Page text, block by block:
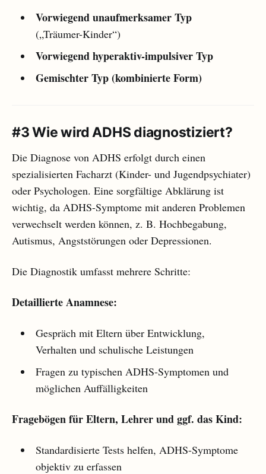
Vorwiegend unaufmerksamer Typ
(„Träumer-Kinder“)
Vorwiegend hyperaktiv-impulsiver Typ
Gemischter Typ (kombinierte Form)
#3 Wie wird ADHS diagnostiziert?
Die Diagnose von ADHS erfolgt durch einen
spezialisierten Facharzt (Kinder- und Jugendpsychiater)
oder Psychologen. Eine sorgfältige Abklärung ist
wichtig, da ADHS-Symptome mit anderen Problemen
verwechselt werden können, z. B. Hochbegabung,
Autismus, Angststörungen oder Depressionen.
Die Diagnostik umfasst mehrere Schritte:
Detaillierte Anamnese:
Gespräch mit Eltern über Entwicklung,
Verhalten und schulische Leistungen
Fragen zu typischen ADHS-Symptomen und
möglichen Auffälligkeiten
Fragebögen für Eltern, Lehrer und ggf. das Kind:
Standardisierte Tests helfen, ADHS-Symptome
objektiv zu erfassen